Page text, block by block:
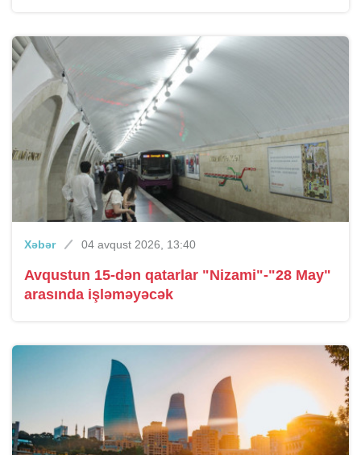
Xəbər 04 avqust 2026, 13:40
Avqustun 15-dən qatarlar "Nizami"-"28 May"
arasında işləməyəcək